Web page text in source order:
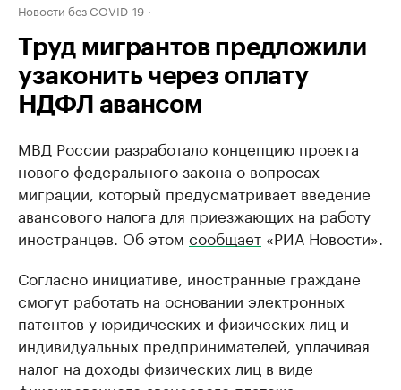
Новости без COVID-19
Труд мигрантов предложили
узаконить через оплату
НДФЛ авансом
МВД России разработало концепцию проекта
нового федерального закона о вопросах
миграции, который предусматривает введение
авансового налога для приезжающих на работу
иностранцев. Об этом сообщает «РИА Новости».
Согласно инициативе, иностранные граждане
смогут работать на основании электронных
патентов у юридических и физических лиц и
индивидуальных предпринимателей, уплачивая
налог на доходы физических лиц в виде